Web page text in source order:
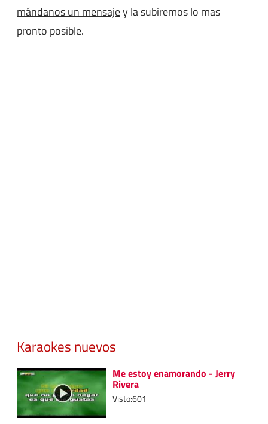
mándanos un mensajey la subiremos lo mas
pronto posible.
Karaokes nuevos
Me estoy enamorando - Jerry
Rivera
Visto:601